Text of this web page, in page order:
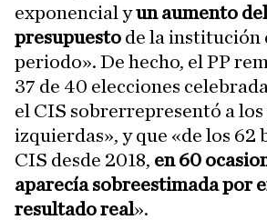
exponencial yun aumento
presupuesto de la institución
periodo». De hecho, el PP
37 de 40 elecciones
el CIS sobrerrepresentó a
izquierdas», y que «de los 62
CIS desde 2018, en 60
aparecía sobreestimada por
resultado real».